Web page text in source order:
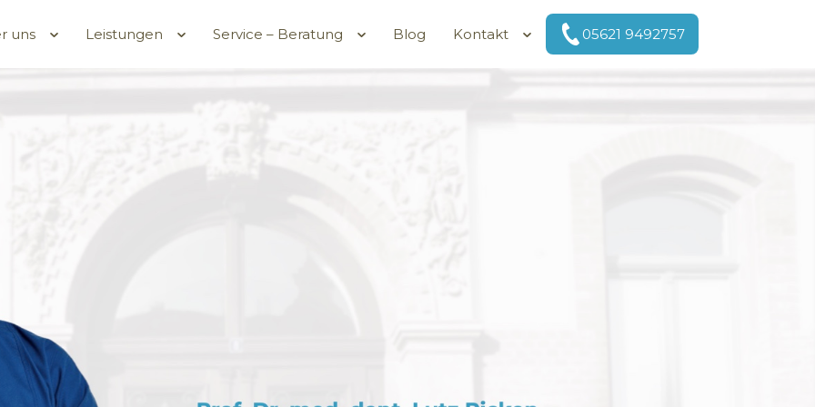
uns Leistungen Service – Beratung Blog Kontakt 05621 9492757